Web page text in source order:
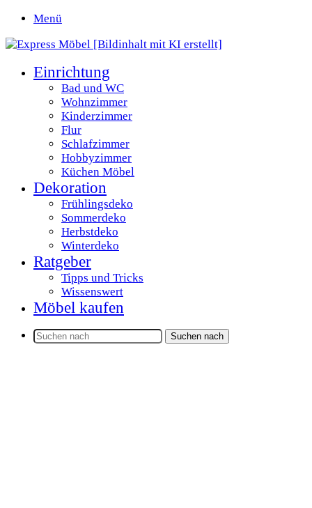
Menü
Einrichtung
Bad und WC
Wohnzimmer
Kinderzimmer
Flur
Schlafzimmer
Hobbyzimmer
Küchen Möbel
Dekoration
Frühlingsdeko
Sommerdeko
Herbstdeko
Winterdeko
Ratgeber
Tipps und Tricks
Wissenswert
Möbel kaufen
Suchen nach